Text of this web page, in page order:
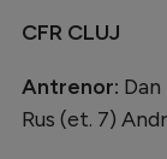
CFR CLUJ
Antrenor:
Rus (et. 7)